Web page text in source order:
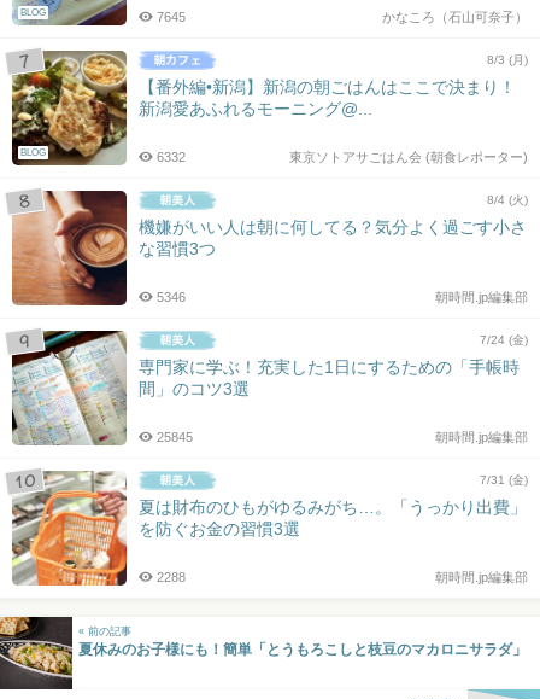
BLOG かなころ（石山可奈子）
7645
BLOG
8/3 (月)
【番外編•新潟】新潟の朝ごはんはここで決まり！
新潟愛あふれるモーニング@...
東京ソトアサごはん会 (朝食レポーター)
6332
8/4 (火)
機嫌がいい人は朝に何してる？気分よく過ごす小さ
な習慣3つ
朝時間.jp編集部
5346
7/24 (金)
専門家に学ぶ！充実した1日にするための「手帳時
間」のコツ3選
朝時間.jp編集部
25845
7/31 (金)
夏は財布のひもがゆるみがち…。「うっかり出費」
を防ぐお金の習慣3選
朝時間.jp編集部
2288
« 前の記事
夏休みのお子様にも！簡単「とうもろこしと枝豆のマカロニサラダ」